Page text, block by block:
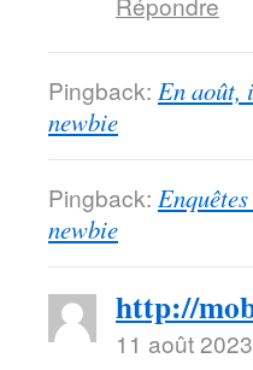
Pingback: En août,
newbie
Pingback:
newbie
http://
11 août